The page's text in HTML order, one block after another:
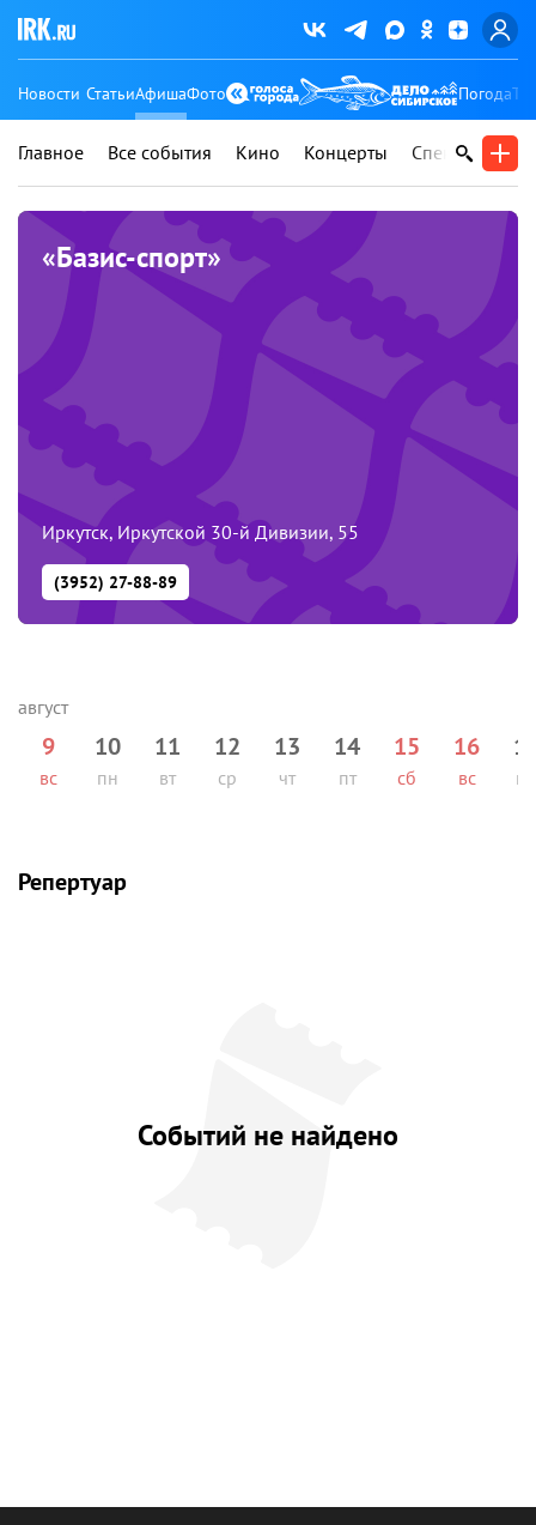
Новости СтатьиАфишаФото Погода
Главное Все события Кино Концерты Спектакли
«Базис-спорт»
Иркутск, Иркутской 30-й Дивизии, 55
(3952) 27-88-89
9
вс
10
пн
11
вт
12
ср
13
чт
14
пт
15
сб
16
вс пн
Репертуар
Событий не найдено